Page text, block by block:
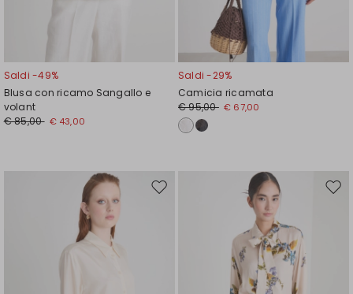
Saldi -49%
Blusa con ricamo Sangallo e
volant
€ 85,00 € 43,00
Saldi -29%
Camicia ricamata
€ 95,00 € 67,00
Sposta